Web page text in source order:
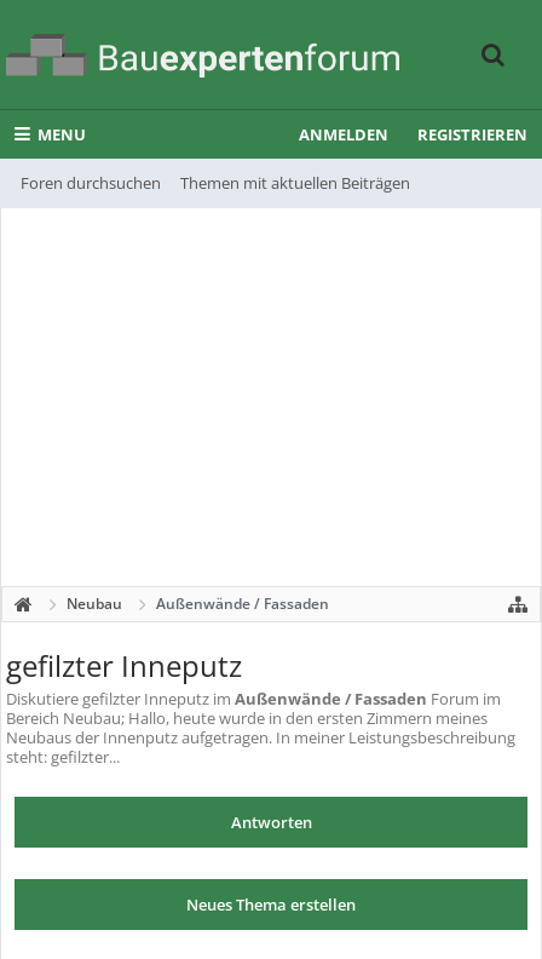
MENU
Foren durchsuchen Themen mit aktuellen Beiträgen
ANMELDEN REGISTRIEREN
Neubau Außenwände / Fassaden
gefilzter Inneputz
Diskutieregefilzter Inneputz im Außenwände / Fassaden Forum im
Bereich Neubau; Hallo, heute wurde in den ersten Zimmern meines
Neubaus der Innenputz aufgetragen. In meiner Leistungsbeschreibung
steht: gefilzter...
Antworten
Neues Thema erstellen